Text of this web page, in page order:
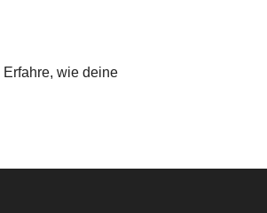
Erfahre, wie deine